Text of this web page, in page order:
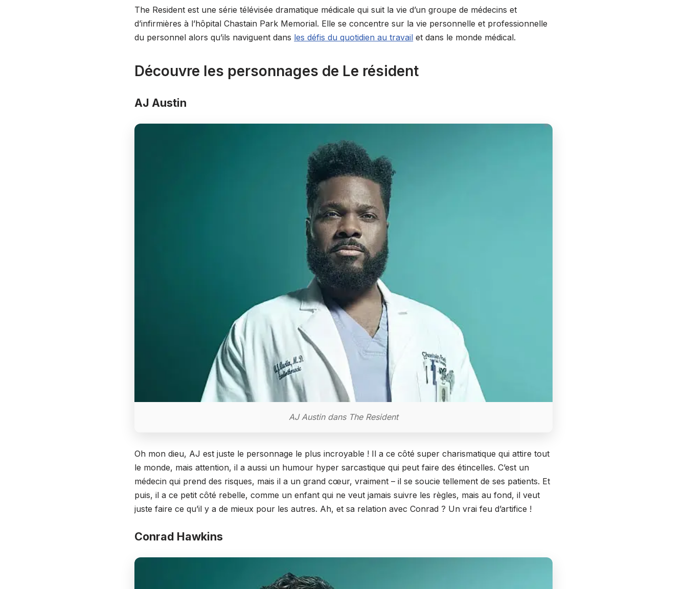
The Resident est une série télévisée dramatique médicale qui suit la vie d’un groupe de médecins et
d’infirmières à l’hôpital Chastain Park Memorial. Elle se concentre sur la vie personnelle et professionnelle
du personnel alors qu’ils naviguent dans les défis du quotidien au travail et dans le monde médical.
Découvre les personnages de Le résident
AJ Austin
AJ Austin dans The Resident
Oh mon dieu, AJ est juste le personnage le plus incroyable ! Il a ce côté super charismatique qui attire tout
le monde, mais attention, il a aussi un humour hyper sarcastique qui peut faire des étincelles. C’est un
médecin qui prend des risques, mais il a un grand cœur, vraiment – il se soucie tellement de ses patients. Et
puis, il a ce petit côté rebelle, comme un enfant qui ne veut jamais suivre les règles, mais au fond, il veut
juste faire ce qu’il y a de mieux pour les autres. Ah, et sa relation avec Conrad ? Un vrai feu d’artifice !
Conrad Hawkins